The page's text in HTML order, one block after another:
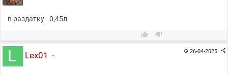
в раздатку - 0,45л
 
26-04-2025 
Lex01